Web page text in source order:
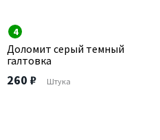
4
Доломит серый темный
галтовка
260 ₽ Штука